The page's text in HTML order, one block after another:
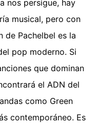
nos persigue, hay
musical, pero con
de Pachelbel es la
pop moderno. Si
que dominan
el ADN del
como Green
contemporáneo. Es